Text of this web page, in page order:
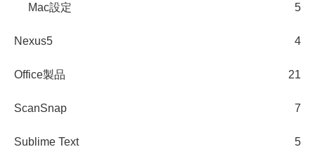
Mac設定 5
Nexus5 4
Office製品 21
ScanSnap 7
Sublime Text 5